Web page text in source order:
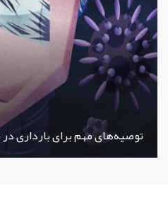
توصیه‌های مهم برای بارداری